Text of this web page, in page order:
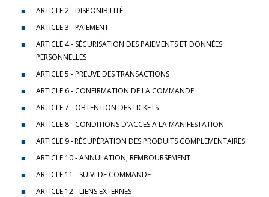
ARTICLE 2 - DISPONIBILITÉ
ARTICLE 3 - PAIEMENT
ARTICLE 4 - SÉCURISATION DES PAIEMENTS ET DONNÉES
PERSONNELLES
ARTICLE 5 - PREUVE DES TRANSACTIONS
ARTICLE 6 - CONFIRMATION DE LA COMMANDE
ARTICLE 7 - OBTENTION DES TICKETS
ARTICLE 8 - CONDITIONS D'ACCES A LA MANIFESTATION
ARTICLE 9 - RÉCUPÉRATION DES PRODUITS COMPLEMENTAIRES
ARTICLE 10 - ANNULATION, REMBOURSEMENT
ARTICLE 11 - SUIVI DE COMMANDE
ARTICLE 12 - LIENS EXTERNES